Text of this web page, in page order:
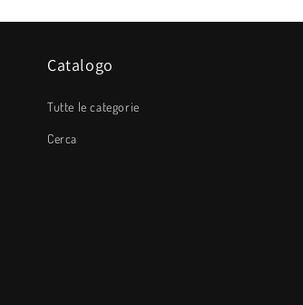
Catalogo
Tutte le categorie
Cerca